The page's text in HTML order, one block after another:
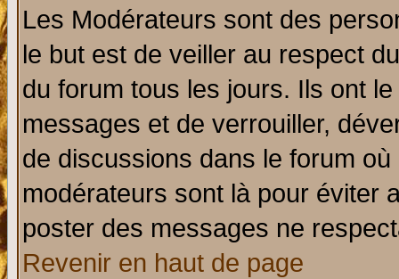
Les Modérateurs sont des
le but est de veiller au respect
du forum tous les jours. Ils ont
messages et de verrouiller,
de discussions dans le forum
modérateurs sont là pour éviter
poster des messages ne
Revenir en haut de page